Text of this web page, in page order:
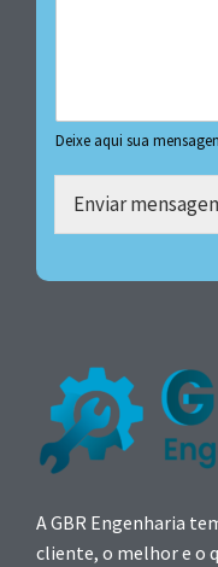
Deixe aqui sua
Enviar
A GBR Engenharia
cliente, o melhor e o